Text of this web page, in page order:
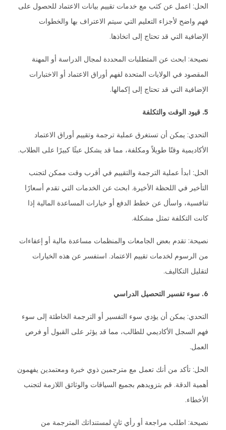
الحل: اعمل عن كثب مع خدمات تقييم بيانات الاعتماد للحصول على
فهم واضح لأجزاء التعليم التي سيتم الاعتراف بها والخطوات
الإضافية التي قد تحتاج إلى اتخاذها.
نصيحة: ابحث عن المتطلبات المحددة لمجال الدراسة أو المهنة
المقصود في الولايات المتحدة لفهم أوراق الاعتماد أو الاختبارات
الإضافية التي قد تحتاج إلى إكمالها.
5. قيود الوقت والتكلفة
التحدي: يمكن أن تستغرق عملية ترجمة وتقييم أوراق الاعتماد
الأكاديمية وقتًا طويلاً ومكلفة، مما قد يشكل عبئًا كبيرًا على الطلاب.
الحل: ابدأ عملية الترجمة والتقييم في أقرب وقت ممكن لتجنب
التأخير في اللحظة الأخيرة. ابحث عن الخدمات التي تقدم أسعارًا
تنافسية، واسأل عن خطط الدفع أو خيارات المساعدة المالية إذا
كانت التكلفة تمثل مشكلة.
نصيحة: تقدم بعض الجامعات والمنظمات مساعدة مالية أو إعفاءات
من الرسوم لخدمات تقييم الاعتماد. استفسر عن هذه الخيارات
لتقليل التكاليف.
6. سوء تفسير التحصيل الدراسي
التحدي: يمكن أن يؤدي سوء التفسير أو الترجمة الخاطئة إلى سوء
فهم السجل الأكاديمي للطالب، مما قد يؤثر على القبول أو فرص
العمل.
الحل: تأكد من أنك تعمل مع مترجمين ذوي خبرة ومعتمدين يفهمون
أهمية الدقة. قم بتزويدهم بجميع السياقات والوثائق اللازمة لتجنب
الأخطاء.
نصيحة: اطلب مراجعة أو رأي ثانٍ لمستنداتك المترجمة من